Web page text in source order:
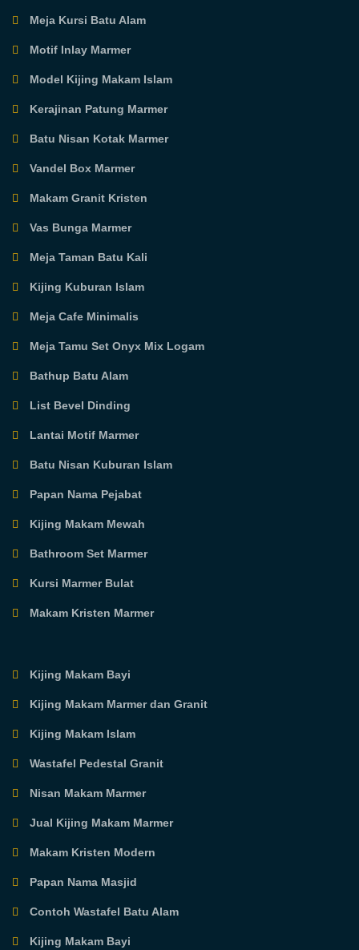
Meja Kursi Batu Alam
Motif Inlay Marmer
Model Kijing Makam Islam
Kerajinan Patung Marmer
Batu Nisan Kotak Marmer
Vandel Box Marmer
Makam Granit Kristen
Vas Bunga Marmer
Meja Taman Batu Kali
Kijing Kuburan Islam
Meja Cafe Minimalis
Meja Tamu Set Onyx Mix Logam
Bathup Batu Alam
List Bevel Dinding
Lantai Motif Marmer
Batu Nisan Kuburan Islam
Papan Nama Pejabat
Kijing Makam Mewah
Bathroom Set Marmer
Kursi Marmer Bulat
Makam Kristen Marmer
Kijing Makam Bayi
Kijing Makam Marmer dan Granit
Kijing Makam Islam
Wastafel Pedestal Granit
Nisan Makam Marmer
Jual Kijing Makam Marmer
Makam Kristen Modern
Papan Nama Masjid
Contoh Wastafel Batu Alam
Kijing Makam Bayi